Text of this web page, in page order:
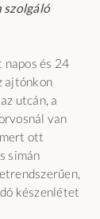
szolgáló
és 24
ajtónkon
utcán, a
van
ott
simán
készenlétet